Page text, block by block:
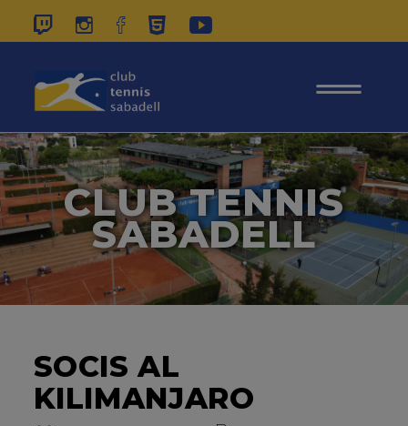
CLUB TENNIS
SABADELL
SOCIS AL
KILIMANJARO